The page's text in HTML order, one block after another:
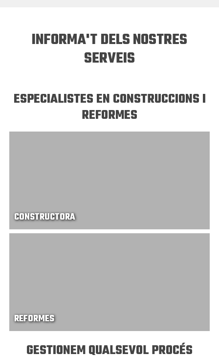
INFORMA'T DELS NOSTRES
SERVEIS
ESPECIALISTES EN CONSTRUCCIONS I
REFORMES
CONSTRUCTORA
REFORMES
GESTIONEM QUALSEVOL PROCÉS